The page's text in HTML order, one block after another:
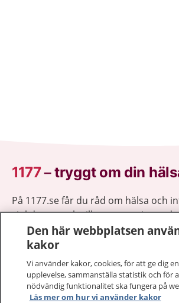
1177–tryggt om din
På 1177.se får du råd om hälsa och
sjukdomar och vilka mottagningar
Logga in för att läsa din journal och
vårdärenden. Ring telefonnummer
sjukvårdsrådgivning dygnet runt.
1177 ger dig råd när du vill må bättre.
Den här webbplatsen
kakor
Vi använder kakor, cookies, för att ge dig
upplevelse, sammanställa statistik och för
nödvändig funktionalitet ska fungera på
Läs mer om hur vi använder kakor